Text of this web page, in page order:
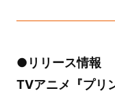
●リリース情報
TVアニメ『プリ